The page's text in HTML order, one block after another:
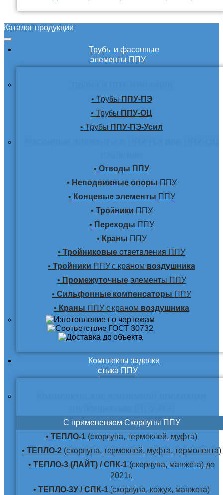
Каталог продукции
Трубы и фасонные
элементы ППУ
• Трубы ППУ-ПЭ
• Трубы ППУ-ОЦ
• Трубы ППУ-ПЭ-Усил
• Отводы ППУ
• Неподвижные опоры ППУ
• Концевые элементы ППУ
• Тройники ППУ
• Переходы ППУ
• Краны ППУ
• Тройниковые ответвления ППУ
• Тройники ППУ с краном воздушника
• Промежуточныеэлементы ППУ
• Сильфонные компенсаторы ППУ
• Краны ППУ с краном воздушника
Комплекты заделки
стыка ППУ
С применением Скорлупы ППУ
• ТЕПЛО-1 (скорлупа, термоклей, муфта)
• ТЕПЛО-2 (скорлупа, термоклей, муфта, термолента)
• ТЕПЛО-3 (ЛАЙТ) / СПК-1 (скорлупа, манжета) до
2021г.
• ТЕПЛО-3У / СПК-1 (скорлупа, кожух, манжета)